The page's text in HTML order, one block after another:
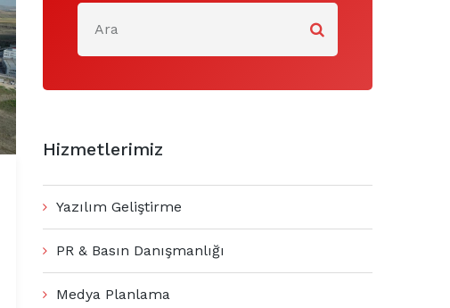
Hizmetlerimiz
Yazılım Geliştirme
PR & Basın Danışmanlığı
Medya Planlama